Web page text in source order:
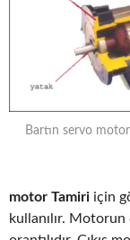
Bartın servo motor
motor Tamiri için
kullanılır.